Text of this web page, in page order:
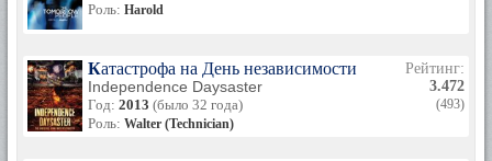
Роль: Harold
Катастрофа на День независимости
Independence Daysaster
Год: 2013 (было 32 года)
Роль: Walter (Technician)
Рейтинг:
3.472
(493)